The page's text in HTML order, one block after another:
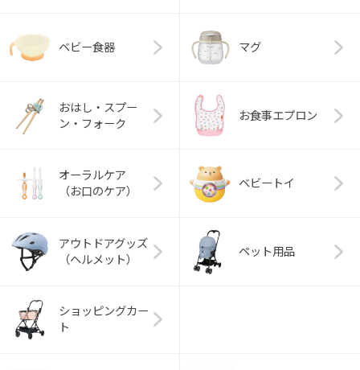
ベビー食器 マグ
おはし・スプー
ン・フォーク
お食事エプロン
オーラルケア
（お口のケア）
ベビートイ
アウトドアグッズ
（ヘルメット）
ペット用品
ショッピングカー
ト